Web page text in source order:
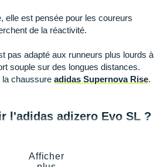
elle est pensée pour les coureurs
de la réactivité.
pas adapté aux runneurs plus lourds à
souple sur des longues distances.
chaussure adidas Supernova Rise.
l'adidas adizero Evo SL ?
Afficher